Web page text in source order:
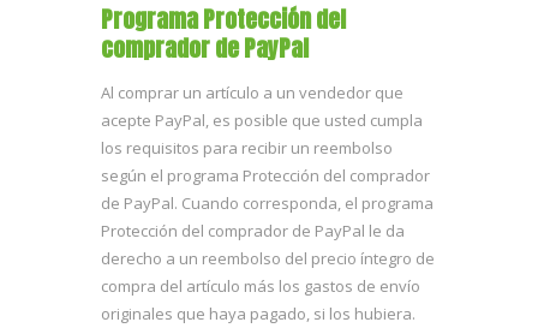
Programa Protección del
comprador de PayPal
Al comprar un artículo a un vendedor que
acepte PayPal, es posible que usted cumpla
los requisitos para recibir un reembolso
según el programa Protección del comprador
de PayPal. Cuando corresponda, el programa
Protección del comprador de PayPal le da
derecho a un reembolso del precio íntegro de
compra del artículo más los gastos de envío
originales que haya pagado, si los hubiera.